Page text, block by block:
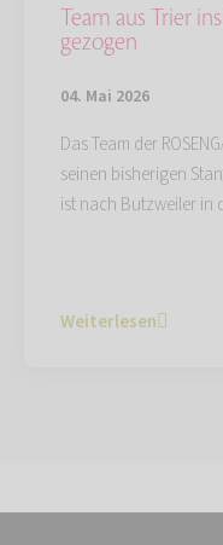
Team aus Trier
gezogen
04. Mai 2026
Das Team der
seinen bisherigen
ist nach Butzweiler in
Weiterlesen